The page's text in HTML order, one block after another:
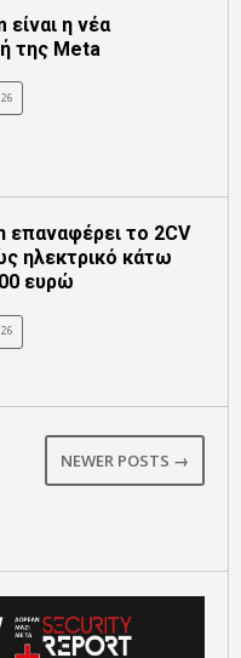
η νέα
της Meta
επαναφέρει το 2CV
ηλεκτρικό κάτω
ευρώ
NEWER POSTS →